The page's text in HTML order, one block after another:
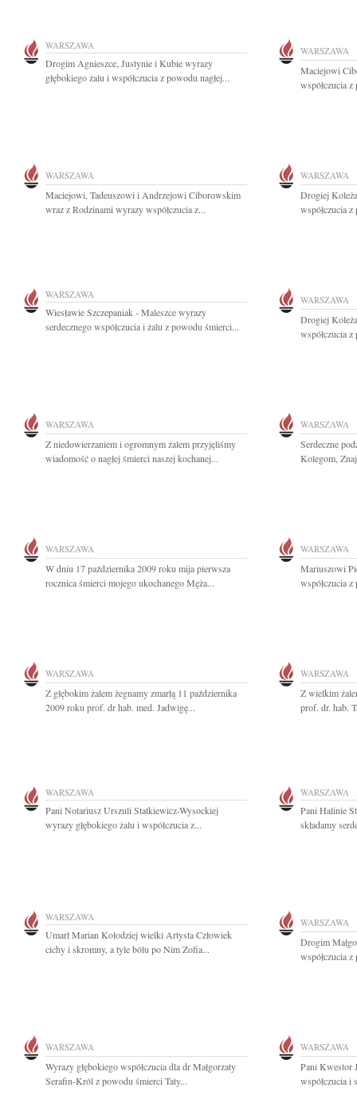
WARSZAWA
Drogim Agnieszce, Justynie i Kubie wyrazy
głębokiego żalu i współczucia z powodu nagłej...
WARSZAWA
Maciejowi
współczucia
WARSZAWA
Maciejowi, Tadeuszowi i Andrzejowi Ciborowskim
wraz z Rodzinami wyrazy współczucia z...
WARSZAWA
Drogiej
współczucia
WARSZAWA
Wiesławie Szczepaniak - Maleszce wyrazy
serdecznego współczucia i żalu z powodu śmierci...
WARSZAWA
Drogiej
współczucia
WARSZAWA
Z niedowierzaniem i ogromnym żalem przyjęliśmy
wiadomość o nagłej śmierci naszej kochanej...
WARSZAWA
Serdeczne
Kolegom,
WARSZAWA
W dniu 17 października 2009 roku mija pierwsza
rocznica śmierci mojego ukochanego Męża...
WARSZAWA
Mariuszowi
współczucia
WARSZAWA
Z głębokim żalem żegnamy zmarłą 11 października
2009 roku prof. dr hab. med. Jadwigę...
WARSZAWA
Z wielkim
prof. dr. hab.
WARSZAWA
Pani Notariusz Urszuli Statkiewicz-Wysockiej
wyrazy głębokiego żalu i współczucia z...
WARSZAWA
Pani Halinie
składamy
WARSZAWA
Umarł Marian Kołodziej wielki Artysta Człowiek
cichy i skromny, a tyle bólu po Nim Zofia...
WARSZAWA
Drogim
współczucia
WARSZAWA
Wyrazy głębokiego współczucia dla dr Małgorzaty
Serafin-Król z powodu śmierci Taty...
WARSZAWA
Pani Kwestor
współczucia i